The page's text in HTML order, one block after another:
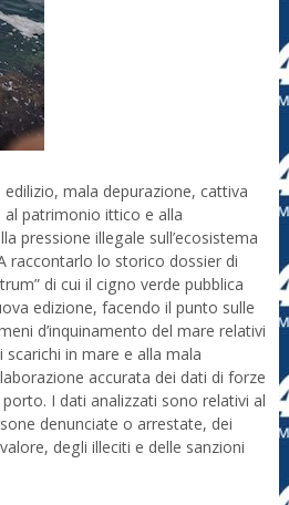
mala depurazione, cattiva
patrimonio ittico e alla
pressione illegale sull’ecosistema
raccontarlo lo storico dossier di
di cui il cigno verde pubblica
edizione, facendo il punto sulle
d’inquinamento del mare relativi
in mare e alla mala
accurata dei dati di forze
porto. I dati analizzati sono relativi al
denunciate o arrestate, dei
degli illeciti e delle sanzioni